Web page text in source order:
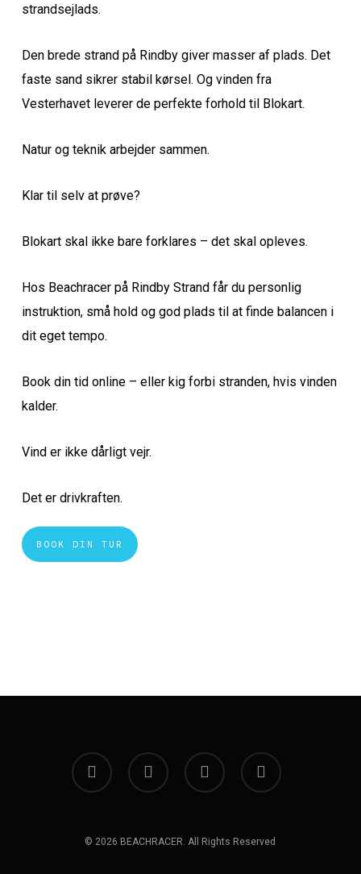
strandsejlads.
Den brede strand på Rindby giver masser af plads. Det
faste sand sikrer stabil kørsel. Og vinden fra
Vesterhavet leverer de perfekte forhold til Blokart.
Natur og teknik arbejder sammen.
Klar til selv at prøve?
Blokart skal ikke bare forklares – det skal opleves.
Hos Beachracer på Rindby Strand får du personlig
instruktion, små hold og god plads til at finde balancen i
dit eget tempo.
Book din tid online – eller kig forbi stranden, hvis vinden
kalder.
Vind er ikke dårligt vejr.
Det er drivkraften.
BOOK DIN TUR
facebook instagram phone email
© 2026 BEACHRACER. All Rights Reserved